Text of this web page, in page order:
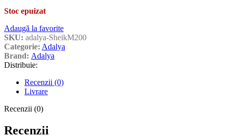
Stoc epuizat
Adaugă la favorite
SKU: adalya-SheikM200
Categorie: Adalya
Brand: Adalya
Distribuie:
Recenzii (0)
Livrare
Recenzii (0)
Recenzii